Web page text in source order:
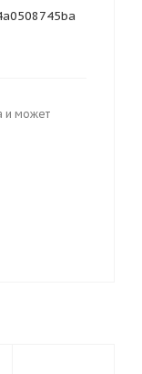
и может